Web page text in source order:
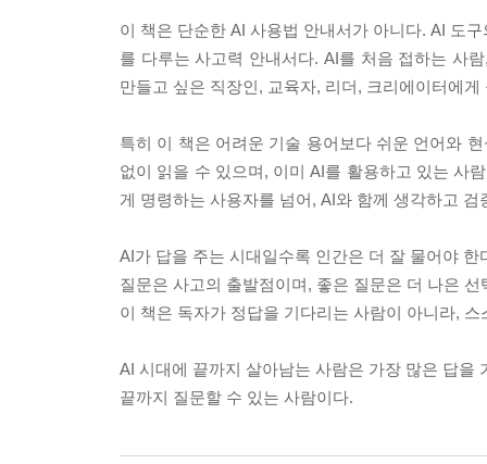
이 책은 단순한 AI 사용법 안내서가 아니다. AI 도
를 다루는 사고력 안내서다. AI를 처음 접하는 사
만들고 싶은 직장인, 교육자, 리더, 크리에이터에
특히 이 책은 어려운 기술 용어보다 쉬운 언어와
없이 읽을 수 있으며, 이미 AI를 활용하고 있는 사
게 명령하는 사용자를 넘어, AI와 함께 생각하고
AI가 답을 주는 시대일수록 인간은 더 잘 물어야 한
질문은 사고의 출발점이며, 좋은 질문은 더 나은
이 책은 독자가 정답을 기다리는 사람이 아니라,
AI 시대에 끝까지 살아남는 사람은 가장 많은 답을
끝까지 질문할 수 있는 사람이다.